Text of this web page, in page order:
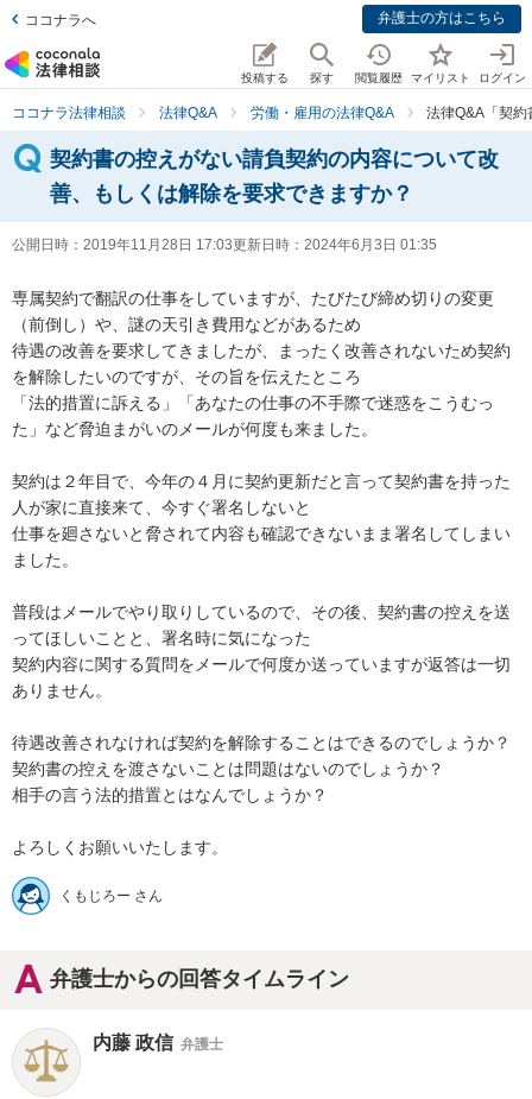
ココナラへ 弁護士の方はこちら
投稿する 探す 閲覧履歴 マイリスト ログイン
ココナラ法律相談 法律Q&A 労働・雇用の法律Q&A 法律Q&A「契
契約書の控えがない請負契約の内容について改
善、もしくは解除を要求できますか？
公開日時： 2019年11月28日 17:03更新日時： 2024年6月3日 01:35
専属契約で翻訳の仕事をしていますが、たびたび締め切りの変更
（前倒し）や、謎の天引き費用などがあるため
待遇の改善を要求してきましたが、まったく改善されないため契約
を解除したいのですが、その旨を伝えたところ
「法的措置に訴える」「あなたの仕事の不手際で迷惑をこうむっ
た」など脅迫まがいのメールが何度も来ました。
契約は２年目で、今年の４月に契約更新だと言って契約書を持った
人が家に直接来て、今すぐ署名しないと
仕事を廻さないと脅されて内容も確認できないまま署名してしまい
ました。
普段はメールでやり取りしているので、その後、契約書の控えを送
ってほしいことと、署名時に気になった
契約内容に関する質問をメールで何度か送っていますが返答は一切
ありません。
待遇改善されなければ契約を解除することはできるのでしょうか？
契約書の控えを渡さないことは問題はないのでしょうか？
相手の言う法的措置とはなんでしょうか？
よろしくお願いいたします。
くもじろー さん
弁護士からの回答タイムライン
内藤 政信 弁護士